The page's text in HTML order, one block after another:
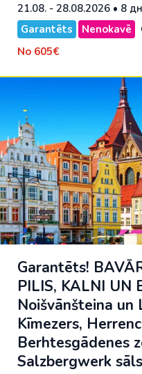
21.08. - 28.08.2026 • 8
Garantēts
Nenokavē
No 605€
Garantēts!
PILIS, KALNI UN
Noišvānšteina un
Kīmezers,
Berhtesgādenes
Salzbergwerk